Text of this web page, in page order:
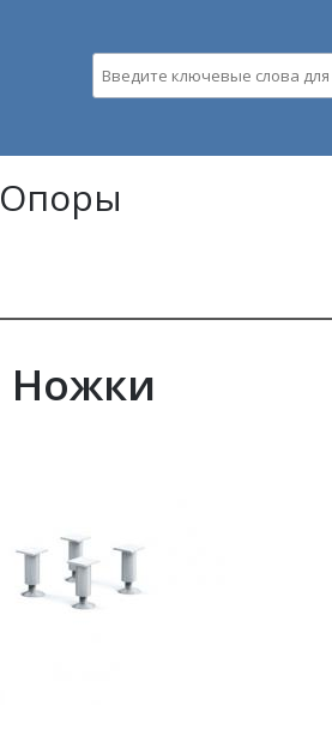
Опоры
Ножки